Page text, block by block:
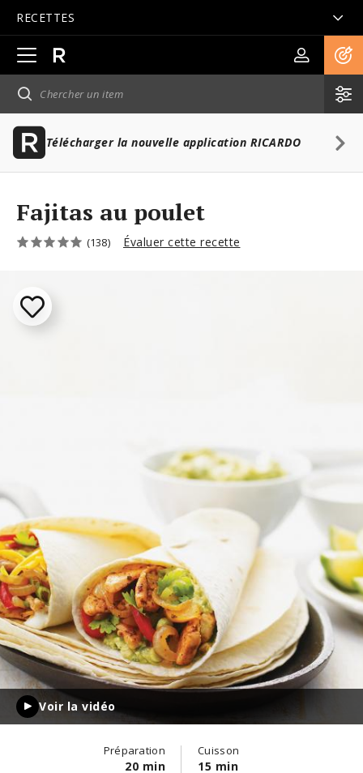
RECETTES
Ouvrir
la
navigation
principale
Télécharger la nouvelle application RICARDO
Voir la vidéo
Fajitas au poulet
(138) Évaluer cette recette
Préparation
20 min
Cuisson
15 min